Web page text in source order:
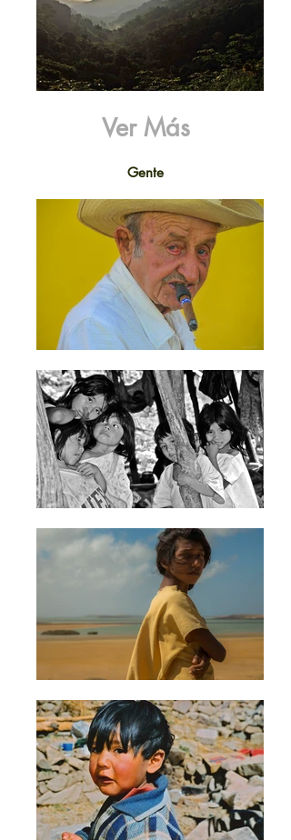
Gente
Ver Más